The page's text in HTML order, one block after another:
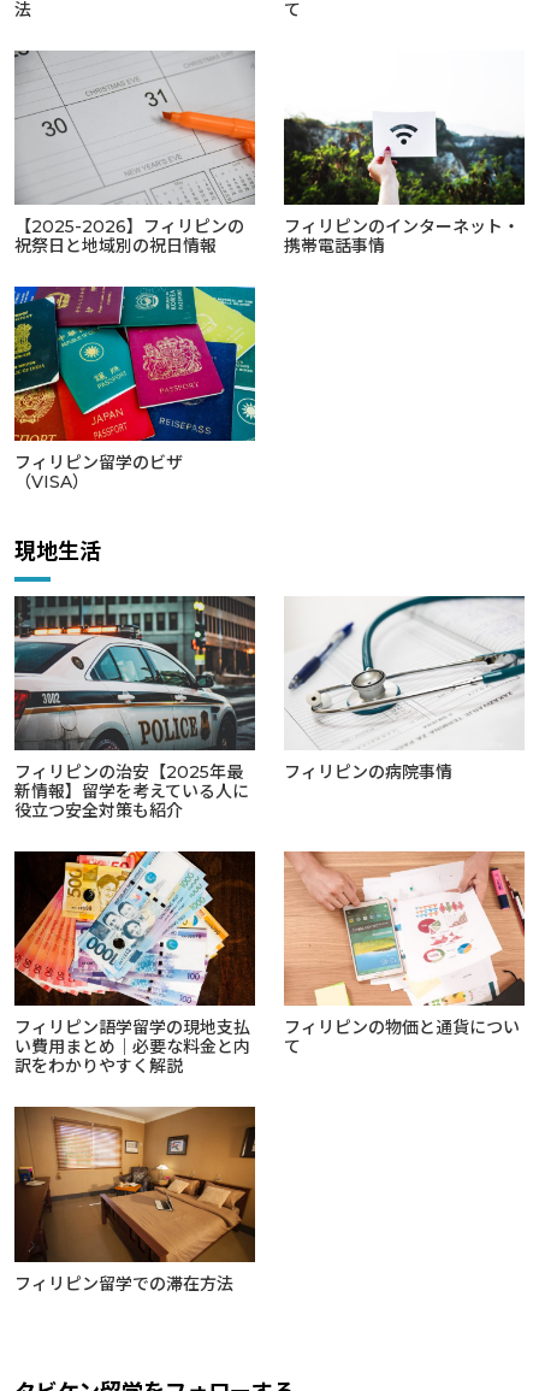
法
て
【2025-2026】フィリピンの
祝祭日と地域別の祝日情報
フィリピンのインターネット・
携帯電話事情
フィリピン留学のビザ
（VISA）
現地生活
フィリピンの治安【2025年最
新情報】留学を考えている人に
役立つ安全対策も紹介
フィリピンの病院事情
フィリピン語学留学の現地支払
い費用まとめ｜必要な料金と内
訳をわかりやすく解説
フィリピンの物価と通貨につい
て
フィリピン留学での滞在方法